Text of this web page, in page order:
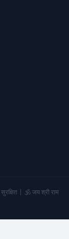
| 🕉️ जय श्री राम